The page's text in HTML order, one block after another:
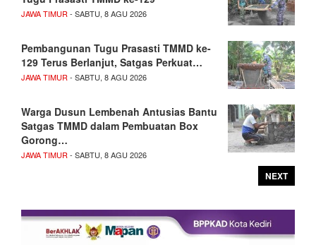
JAWA TIMUR- SABTU, 8 AGU 2026
Pembangunan Tugu Prasasti TMMD ke-
129 Terus Berlanjut, Satgas Perkuat…
JAWA TIMUR- SABTU, 8 AGU 2026
Warga Dusun Lembenah Antusias Bantu
Satgas TMMD dalam Pembuatan Box
Gorong…
JAWA TIMUR- SABTU, 8 AGU 2026
NEXT